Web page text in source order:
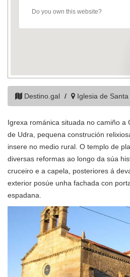
Do you own this website?
Destino.gal Iglesia de
Igrexa románica situada no camiño a
de Udra, pequena construción
insere no medio rural. O templo de
diversas reformas ao longo da súa
cruceiro e a capela, posteriores á
exterior posúe unha fachada con
espadana.